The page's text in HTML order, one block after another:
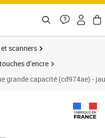
scanners
d’encre
grande capacité (cd974ae) -